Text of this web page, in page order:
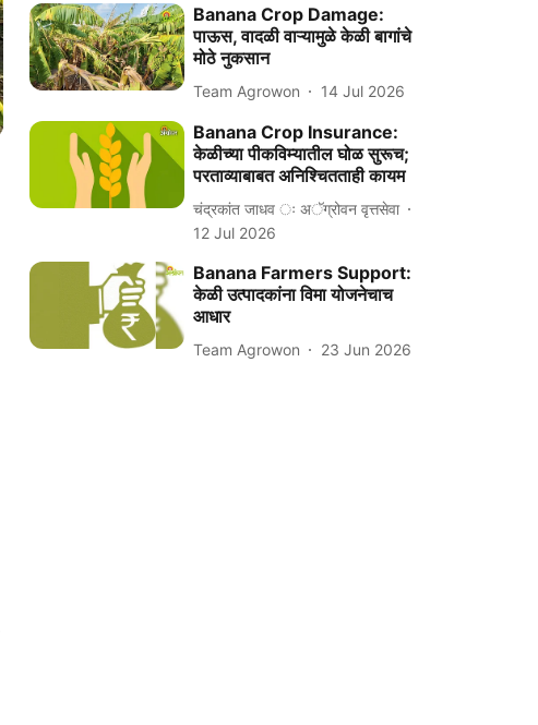
Banana Crop Damage:
पाऊस, वादळी वाऱ्यामुळे केळी बागांचे
मोठे नुकसान
Team Agrowon 14 Jul 2026
Banana Crop Insurance:
केळीच्या पीकविम्यातील घोळ सुरूच;
परताव्याबाबत अनिश्चितताही कायम
चंद्रकांत जाधव ः अॅग्रोवन वृत्तसेवा
12 Jul 2026
Banana Farmers Support:
केळी उत्पादकांना विमा योजनेचाच
आधार
Team Agrowon 23 Jun 2026